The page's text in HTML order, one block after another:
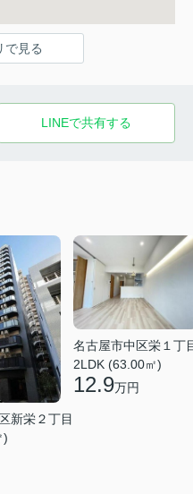
で見る
LINEで共有する
新栄２丁目
)
名古屋市中区栄１丁
2LDK (63.00㎡)
12.9万円